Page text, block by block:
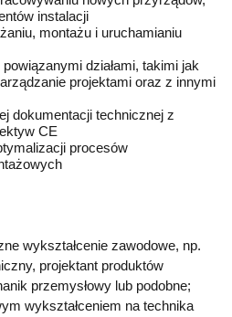
instalacji
montażu i uruchamianiu
powiązanymi działami, takimi jak
projektami oraz z innymi
dokumentacji technicznej z
CE
procesów
wykształcenie zawodowe, np.
projektant produktów
przemysłowy lub podobne;
wykształceniem na technika